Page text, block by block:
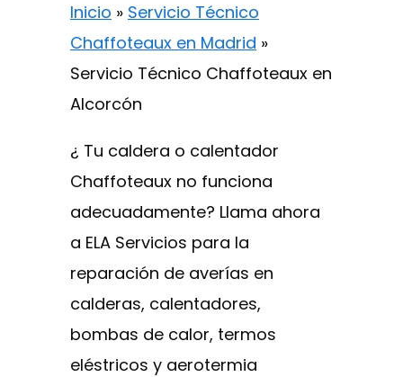
Inicio » Servicio Técnico
Chaffoteaux en Madrid »
Servicio Técnico Chaffoteaux en
Alcorcón
¿ Tu caldera o calentador
Chaffoteaux no funciona
adecuadamente? Llama ahora
a ELA Servicios para la
reparación de averías en
calderas, calentadores,
bombas de calor, termos
eléstricos y aerotermia